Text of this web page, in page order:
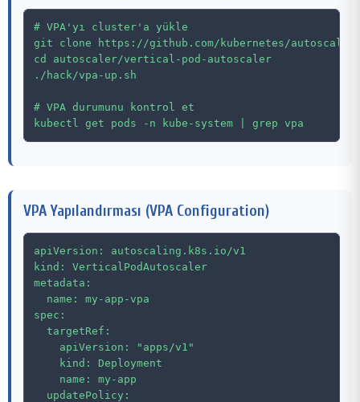
# VPA'yı cluster'a yükle
git clone https://github.com/kubernetes/
cd autoscaler/vertical-pod-autoscaler
./hack/vpa-up.sh
# VPA durumunu kontrol et
VPA Yapılandırması (VPA Configuration)
apiVersion: autoscaling.k8s.io/v1
kind: VerticalPodAutoscaler
metadata:
  name: my-app-vpa
spec:
  targetRef:
    apiVersion: "apps/v1"
    kind: Deployment
    name: my-app
  updatePolicy: